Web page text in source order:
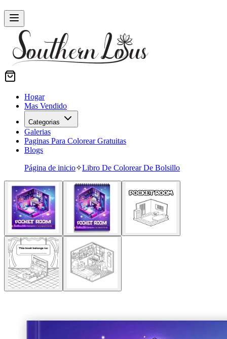
Hogar
Mas Vendido
Categorias
Galerias
Paginas Para Colorear Gratuitas
Blogs
Página de inicio✧Libro De Colorear De Bolsillo